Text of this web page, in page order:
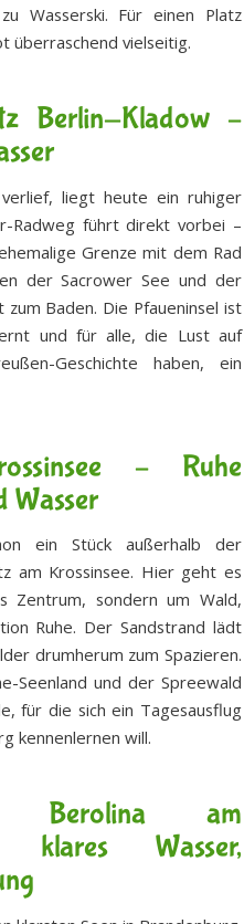
Wasserski. Für einen Platz
überraschend vielseitig.
Berlin-Kladow –
liegt heute ein ruhiger
Radweg führt direkt vorbei –
Grenze mit dem Rad
der Sacrower See und der
Baden. Die Pfaueninsel ist
und für alle, die Lust auf
Geschichte haben, ein
– Ruhe
Wasser
ein Stück außerhalb der
am Krossinsee. Hier geht es
Zentrum, sondern um Wald,
Ruhe. Der Sandstrand lädt
drumherum zum Spazieren.
Seenland und der Spreewald
für die sich ein Tagesausflug
kennenlernen will.
Berolina am
klares Wasser,